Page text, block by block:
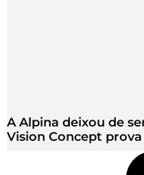
A Alpina deixou de
Vision Concept prova